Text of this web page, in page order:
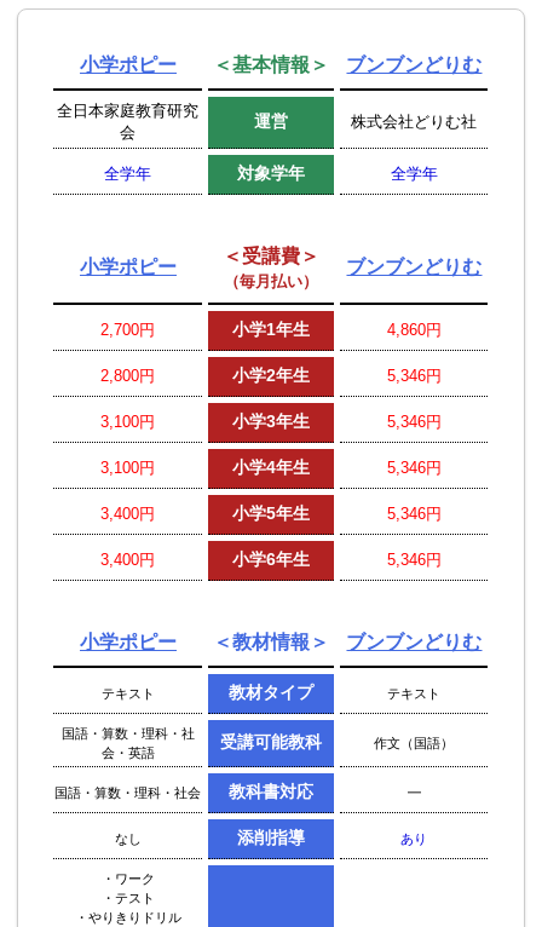
小学ポピー ＜基本情報＞ ブンブンどりむ
全日本家庭教育研究
会
運営 株式会社どりむ社
全学年 対象学年 全学年
小学ポピー ＜受講費＞
（毎月払い）
ブンブンどりむ
2,700円 小学1年生 4,860円
2,800円 小学2年生 5,346円
3,100円 小学3年生 5,346円
3,100円 小学4年生 5,346円
3,400円 小学5年生 5,346円
3,400円 小学6年生 5,346円
小学ポピー ＜教材情報＞ ブンブンどりむ
テキスト 教材タイプ テキスト
国語・算数・理科・社
会・英語
受講可能教科 作文（国語）
国語・算数・理科・社会 教科書対応 ━
なし 添削指導 あり
・ワーク
・テスト
・やりきりドリル